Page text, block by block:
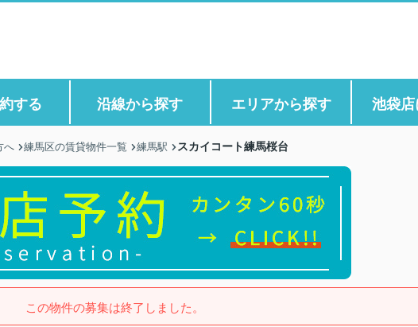
する 沿線から探す エリアから探す 池袋
へ 練馬区の賃貸物件一覧 練馬駅 スカイコート練馬桜台
この物件の募集は終了しました。